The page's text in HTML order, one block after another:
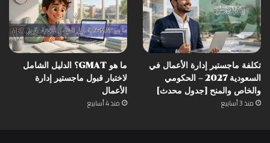
تكلفة ماجستير إدارة الأعمال في
السعودية 2027 – الحكومي
والخاص والمنح [جدول محدث]
منذ 3 أسابيع
ما هو GMAT؟ الدليل الشامل
لاختبار قبول ماجستير إدارة
الأعمال
منذ 4 أسابيع